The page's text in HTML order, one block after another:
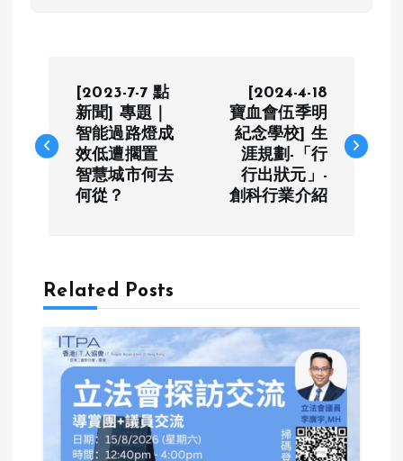
s
a
[2023-7-7 點
新聞] 專題｜
智能過路燈成
效低遭擱置
智慧城市何去
何從？
[2024-4-18
寶血會伍季明
紀念學校] 生
涯規劃-「行
行出狀元」-
創科行業介紹
Related Posts